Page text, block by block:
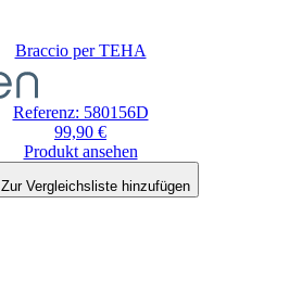
Braccio per TEHA
Referenz: 580156D
99,90 €
Produkt ansehen
Zur Vergleichsliste hinzufügen